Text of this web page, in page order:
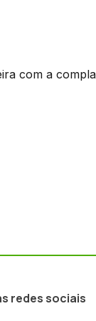
com a
redes sociais